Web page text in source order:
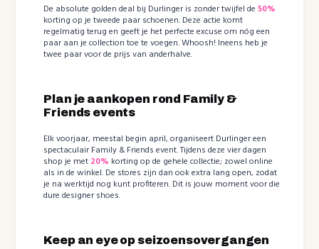
De absolute golden deal bij Durlinger is zonder twijfel de50%
korting op je tweede paar schoenen. Deze actie komt
regelmatig terug en geeft je het perfecte excuse om nóg een
paar aan je collection toe te voegen. Whoosh! Ineens heb je
twee paar voor de prijs van anderhalve.
Plan je aankopen rond Family &
Friends events
Elk voorjaar, meestal begin april, organiseert Durlinger een
spectaculair Family & Friends event. Tijdens deze vier dagen
shop je met 20% korting op de gehele collectie; zowel online
als in de winkel. De stores zijn dan ook extra lang open, zodat
je na werktijd nog kunt profiteren. Dit is jouw moment voor die
dure designer shoes.
Keep an eye op seizoensovergangen